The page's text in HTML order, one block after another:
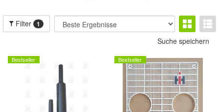
Filter 1
Suche speichern
Bestseller Bestseller